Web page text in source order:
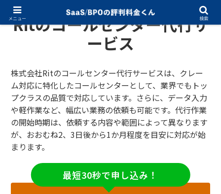
Ritのコールセンター代行サ
ービス
株式会社Ritのコールセンター代行サービスは、クレー
ム対応に特化したコールセンターとして、業界でもトッ
プクラスの品質で対応しています。さらに、データ入力
や軽作業など、幅広い業務の依頼も可能です。代行作業
の開始時期は、依頼する内容や範囲によって異なります
が、おおむね2、3日後から1か月程度を目安に対応が始
まります。
最短30秒で申し込み！
メニュー 検索